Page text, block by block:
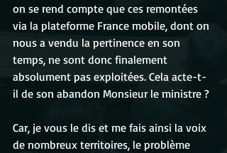
on se rend compte que ces remontées
via la plateforme France mobile, dont on
nous a vendu la pertinence en son
temps, ne sont donc finalement
absolument pas exploitées. Cela acte-t-
il de son abandon Monsieur le ministre ?
Car, je vous le dis et me fais ainsi la voix
de nombreux territoires, le problème